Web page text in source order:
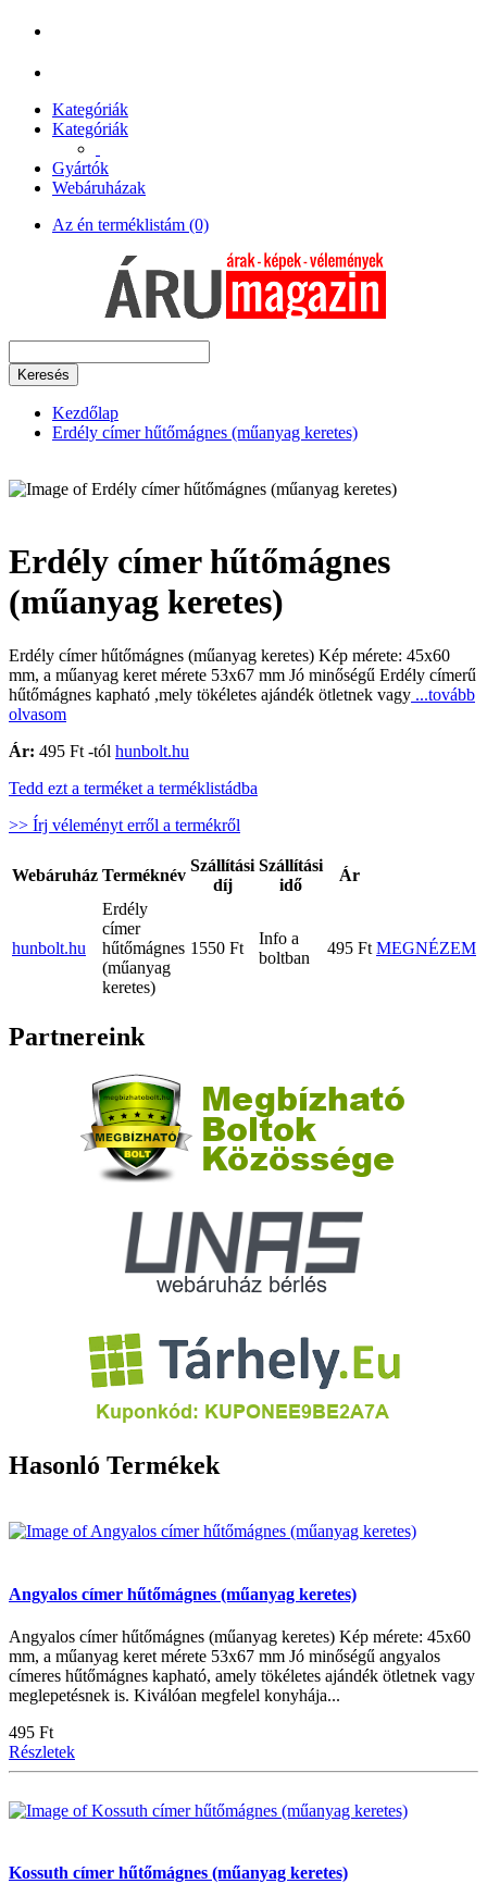
Kategóriák
Kategóriák
Gyártók
Webáruházak
Az én terméklistám (0)
Keresés
Kezdőlap
Erdély címer hűtőmágnes (műanyag keretes)
Erdély címer hűtőmágnes
(műanyag keretes)
Erdély címer hűtőmágnes (műanyag keretes) Kép mérete: 45x60
mm, a műanyag keret mérete 53x67 mm Jó minőségű Erdély címerű
hűtőmágnes kapható ,mely tökéletes ajándék ötletnek vagy ...tovább
olvasom
Ár: 495 Ft -tól hunbolt.hu
Tedd ezt a terméket a terméklistádba
>> Írj véleményt erről a termékről
Webáruház Terméknév
Szállítási
díj
Szállítási
idő
Ár
hunbolt.hu
Erdély
címer
hűtőmágnes
(műanyag
keretes)
1550 Ft
Info a
boltban
495 Ft MEGNÉZEM
Partnereink
Hasonló Termékek
Angyalos címer hűtőmágnes (műanyag keretes)
Angyalos címer hűtőmágnes (műanyag keretes) Kép mérete: 45x60
mm, a műanyag keret mérete 53x67 mm Jó minőségű angyalos
címeres hűtőmágnes kapható, amely tökéletes ajándék ötletnek vagy
meglepetésnek is. Kiválóan megfelel konyhája...
495 Ft
Részletek
Kossuth címer hűtőmágnes (műanyag keretes)